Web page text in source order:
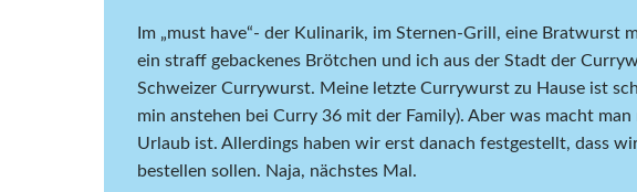
Im „must have“- der Kulinarik, im Sternen-Grill, eine Bratwurst
ein straff gebackenes Brötchen und ich aus der Stadt der
Schweizer Currywurst. Meine letzte Currywurst zu Hause ist
min anstehen bei Curry 36 mit der Family). Aber was macht
Urlaub ist. Allerdings haben wir erst danach festgestellt, dass
bestellen sollen. Naja, nächstes Mal.